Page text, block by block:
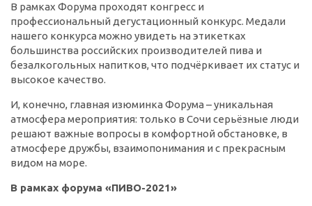
В рамках Форума проходят конгресс и
профессиональный дегустационный конкурс. Медали
нашего конкурса можно увидеть на этикетках
большинства российских производителей пива и
безалкогольных напитков, что подчёркивает их статус и
высокое качество.
И, конечно, главная изюминка Форума – уникальная
атмосфера мероприятия: только в Сочи серьёзные люди
решают важные вопросы в комфортной обстановке, в
атмосфере дружбы, взаимопонимания и с прекрасным
видом на море.
В рамках форума «ПИВО-2021»